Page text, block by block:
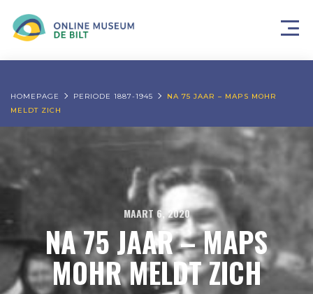
HOMEPAGE PERIODE 1887-1945
NA 75 JAAR – MAPS MOHR
MELDT ZICH
MAART 6, 2020
NA 75 JAAR – MAPS
MOHR MELDT ZICH